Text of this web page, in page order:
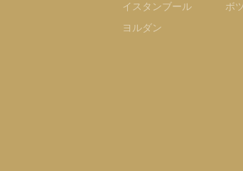
イスタンブール
ヨルダン
ボ